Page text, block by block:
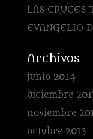
LAS CRUCES
EVANGELIO
Archivos
junio 2014
diciembre
noviembre
octubre 2013